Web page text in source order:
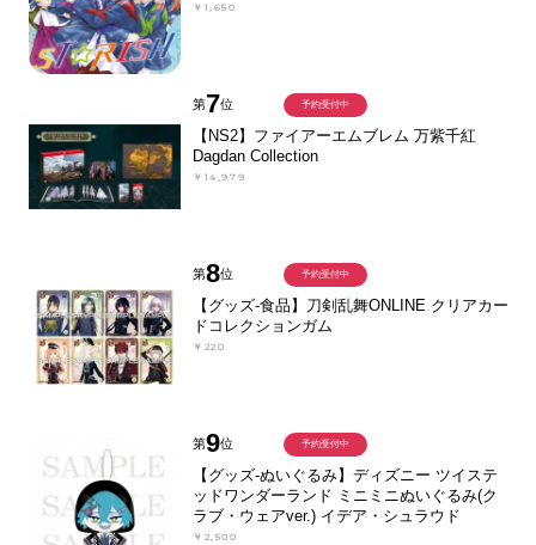
￥1,650
第7位
【NS2】ファイアーエムブレム 万紫千紅
Dagdan Collection
￥14,979
予約受付中
第8位
【グッズ-食品】刀剣乱舞ONLINE クリアカー
ドコレクションガム
￥220
予約受付中
第9位
【グッズ-ぬいぐるみ】ディズニー ツイステ
ッドワンダーランド ミニミニぬいぐるみ(ク
ラブ・ウェアver.) イデア・シュラウド
￥2,500
予約受付中